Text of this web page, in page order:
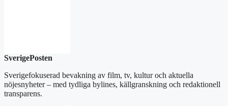
SverigePosten
Sverigefokuserad bevakning av film, tv, kultur och aktuella
nöjesnyheter – med tydliga bylines, källgranskning och redaktionell
transparens.